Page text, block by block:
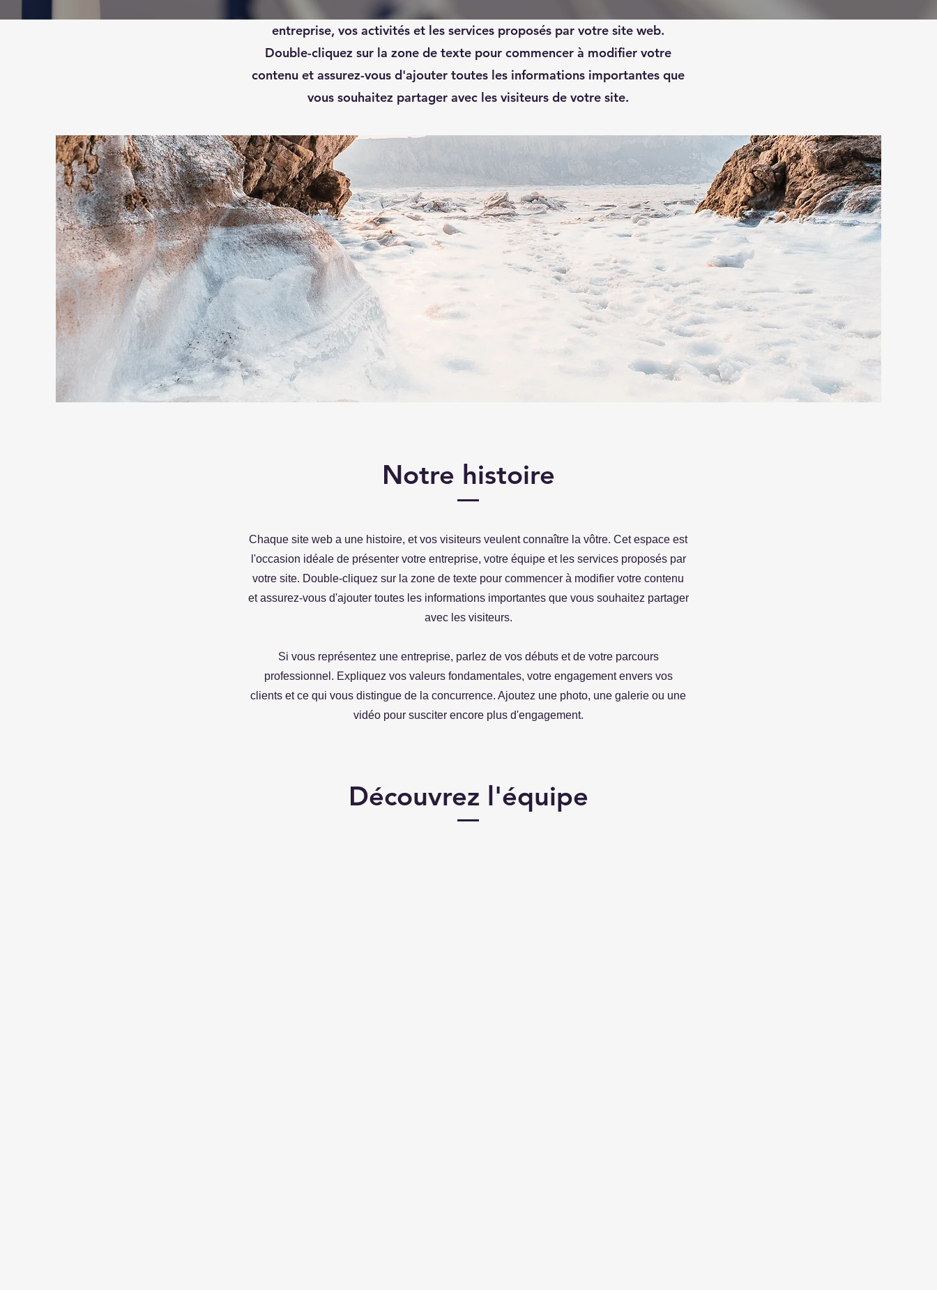
Voici votre page « À propos ». Cet espace est idéal pour présenter votre
entreprise, vos activités et les services proposés par votre site web.
Double-cliquez sur la zone de texte pour commencer à modifier votre
contenu et assurez-vous d'ajouter toutes les informations importantes que
vous souhaitez partager avec les visiteurs de votre site.
Notre histoire
Chaque site web a une histoire, et vos visiteurs veulent connaître la vôtre. Cet espace est
l'occasion idéale de présenter votre entreprise, votre équipe et les services proposés par
votre site. Double-cliquez sur la zone de texte pour commencer à modifier votre contenu
et assurez-vous d'ajouter toutes les informations importantes que vous souhaitez partager
avec les visiteurs.
Si vous représentez une entreprise, parlez de vos débuts et de votre parcours
professionnel. Expliquez vos valeurs fondamentales, votre engagement envers vos
clients et ce qui vous distingue de la concurrence. Ajoutez une photo, une galerie ou une
vidéo pour susciter encore plus d'engagement.
Découvrez l'équipe